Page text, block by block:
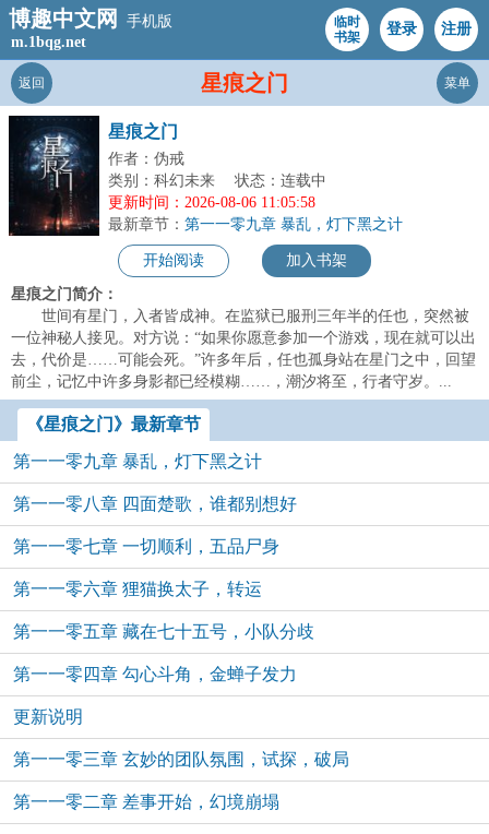
博趣中文网
手机版
m.1bqg.net
临时
书架
登录 注册
星痕之门
返回 菜单
星痕之门
作者：伪戒
类别：科幻未来
状态：连载中
更新时间：2026-08-06 11:05:58
最新章节： 第一一零九章 暴乱，灯下黑之计
开始阅读 加入书架
星痕之门简介：
世间有星门，入者皆成神。在监狱已服刑三年半的任也，突然被
一位神秘人接见。对方说：“如果你愿意参加一个游戏，现在就可以出
去，代价是……可能会死。”许多年后，任也孤身站在星门之中，回望
前尘，记忆中许多身影都已经模糊……，潮汐将至，行者守岁。...
《星痕之门》最新章节
第一一零九章 暴乱，灯下黑之计
第一一零八章 四面楚歌，谁都别想好
第一一零七章 一切顺利，五品尸身
第一一零六章 狸猫换太子，转运
第一一零五章 藏在七十五号，小队分歧
第一一零四章 勾心斗角，金蝉子发力
更新说明
第一一零三章 玄妙的团队氛围，试探，破局
第一一零二章 差事开始，幻境崩塌